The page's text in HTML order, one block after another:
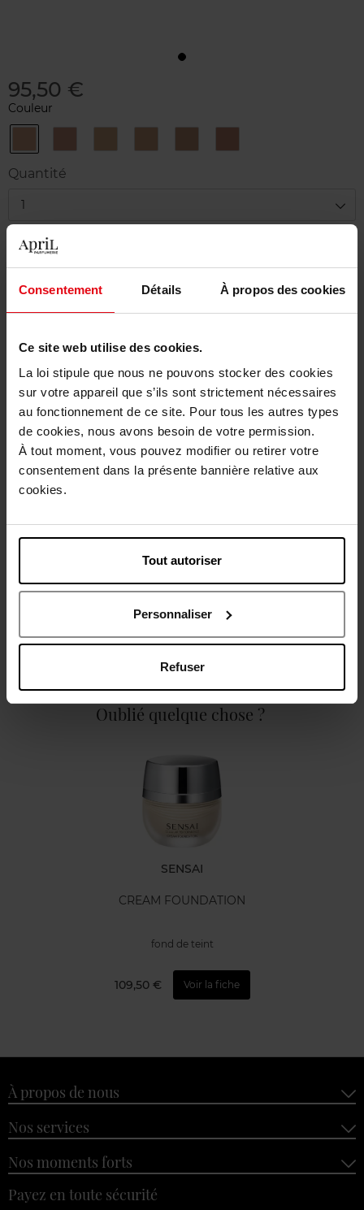
Consentement Détails À propos des cookies
Ce site web utilise des cookies.
La loi stipule que nous ne pouvons stocker des cookies
sur votre appareil que s’ils sont strictement nécessaires
au fonctionnement de ce site. Pour tous les autres types
de cookies, nous avons besoin de votre permission.
À tout moment, vous pouvez modifier ou retirer votre
consentement dans la présente bannière relative aux
cookies.
Tout autoriser
Personnaliser
Refuser
95,50 €
Couleur
Soft
Beige
Warm NaturalAlmondAmberTopaz
Quantité
1
Livraison
En stock
Livraison gratuite à partir de 50€
Retour gratuit dans votre magasin
Description
Caractéristiques
Avis client Politique relative aux avis des clients
Oublié quelque chose ?
SENSAI
CREAM FOUNDATION
fond de teint
109,50 € Voir la fiche
À propos de nous
Nos services
Nos moments forts
Payez en toute sécurité